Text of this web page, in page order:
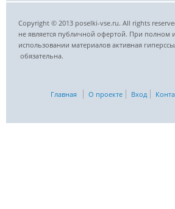
Copyright © 2013 poselki-vse.ru. All rights
не является публичной офертой. При полном
использовании материалов активная
обязательна.
Главная О проекте Вход